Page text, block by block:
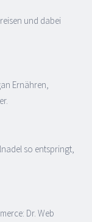
und dabei
Ernähren,
so entspringt,
Dr. Web